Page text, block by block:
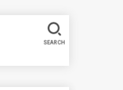
SEARCH